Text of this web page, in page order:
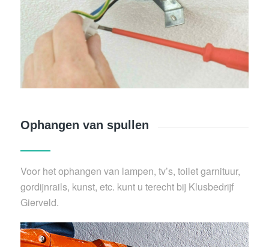
Ophangen van spullen
Voor het ophangen van lampen, tv’s, toilet garnituur,
gordijnrails, kunst, etc. kunt u terecht bij Klusbedrijf
Gierveld.